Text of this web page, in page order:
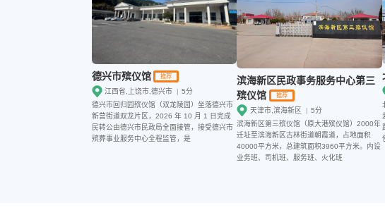
德兴市殡仪馆 推荐
江西省,上饶市,德兴市 | 5分
德兴市回归园殡仪馆（双龙陵园）坐落德兴市
新营街道双龙片区，2026 年 10 月 1 日完成
民转公由德兴市民政局全面接管，接受德兴市
殡葬事业服务中心全程监管，是
滨海新区民政事务服务中心第三
殡仪馆
推荐
天津市,滨海新区 | 5分
滨海新区第三殡仪馆（原大港殡仪馆）2000年
迁址至滨海新区古林街道朝霞道，占地面积
40000平方米，总建筑面积3960平方米。内设
业务班、司机班、服务班、火化班